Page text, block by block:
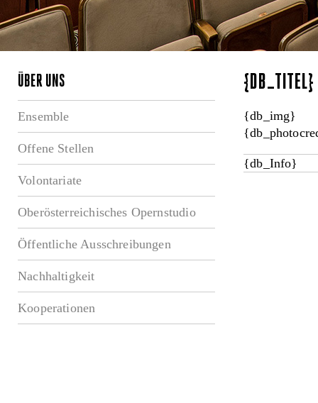
ÜBER UNS
Ensemble
Offene Stellen
Volontariate
Oberösterreichisches Opernstudio
Öffentliche Ausschreibungen
Nachhaltigkeit
Kooperationen
{DB_TITEL}
{db_img}
{db_Info}